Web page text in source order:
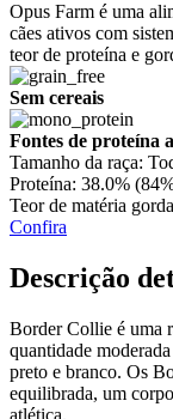
Opus Farm é uma
cães ativos com
teor de proteína e
Sem cereais
Fontes de proteína
Tamanho da raça:
Proteína: 38.0%
Teor de matéria
Confira
Descrição
Border Collie é uma
quantidade
preto e branco. Os
equilibrada, um
atlética.